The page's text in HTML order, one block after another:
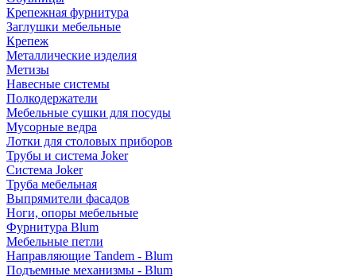
Крепежная фурнитура
Заглушки мебельные
Крепеж
Металлические изделия
Метизы
Навесные системы
Полкодержатели
Мебельные сушки для посуды
Мусорные ведра
Лотки для столовых приборов
Трубы и система Joker
Система Joker
Труба мебельная
Выпрямители фасадов
Ноги, опоры мебельные
Фурнитура Blum
Мебельные петли
Направляющие Tandem - Blum
Подъемные механизмы - Blum